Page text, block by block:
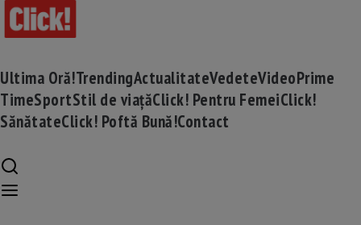
Ultima Oră!TrendingActualitateVedeteVideoPrime
TimeSportStil de viațăClick! Pentru FemeiClick!
SănătateClick! Poftă Bună!Contact